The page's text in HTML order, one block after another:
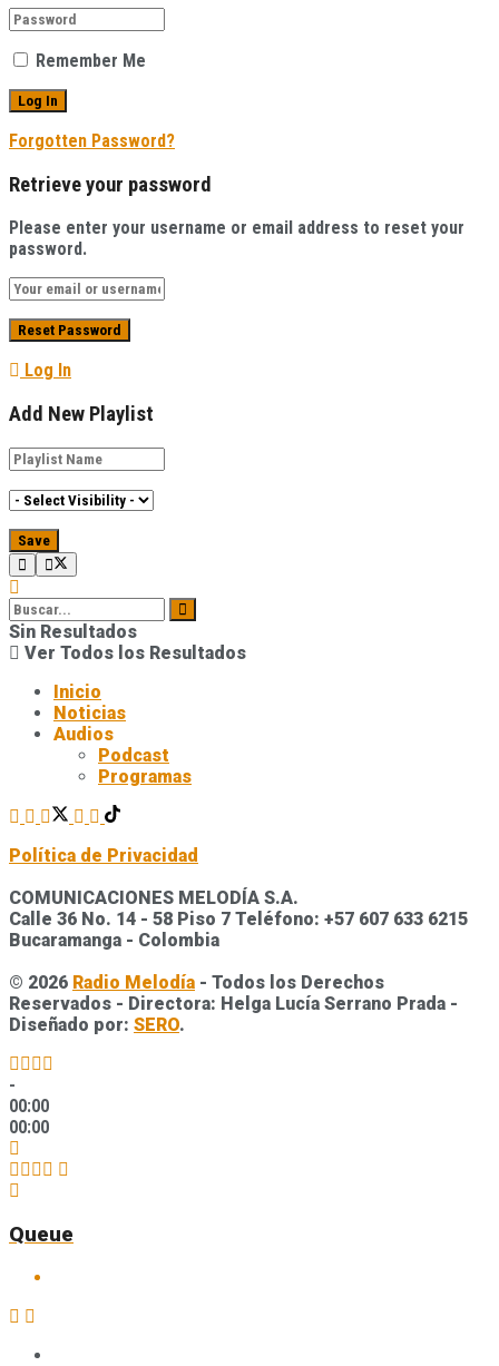
Remember Me
Forgotten Password?
Retrieve your password
Please enter your username or email address to reset your
password.
Log In
Add New Playlist
Sin Resultados
Ver Todos los Resultados
Inicio
Noticias
Audios
Podcast
Programas
Política de Privacidad
COMUNICACIONES MELODÍA S.A.
Calle 36 No. 14 - 58 Piso 7 Teléfono: +57 607 633 6215
Bucaramanga - Colombia
© 2026 Radio Melodía - Todos los Derechos
Reservados - Directora: Helga Lucía Serrano Prada -
Diseñado por: SERO.
-
00:00
00:00
Queue